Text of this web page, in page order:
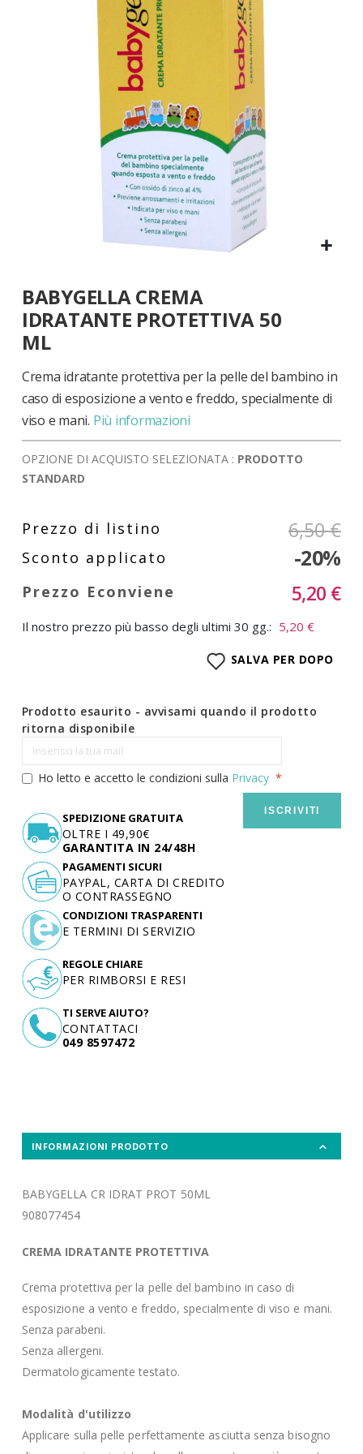
all'inizio
della
galleria
di
BABYGELLA CREMA
IDRATANTE PROTETTIVA 50
ML
Crema idratante protettiva per la pelle del bambino in
caso di esposizione a vento e freddo, specialmente di
viso e mani. Più informazioni
OPZIONE DI ACQUISTO SELEZIONATA : PRODOTTO
STANDARD
6,50 €
-20%
5,20 €
Il nostro prezzo più basso degli ultimi 30 gg.: 5,20 €
SALVA PER DOPO
Prodotto esaurito - avvisami quando il prodotto
ritorna disponibile
Ho letto e accetto le condizioni sulla Privacy
ISCRIVITI
SPEDIZIONE GRATUITA
OLTRE I 49,90€
GARANTITA IN 24/48H
TI SERVE AIUTO?
CONTATTACI
049 8597472
PAGAMENTI SICURI
PAYPAL, CARTA DI CREDITO
O CONTRASSEGNO
CONDIZIONI TRASPARENTI
E TERMINI DI SERVIZIO
REGOLE CHIARE
PER RIMBORSI E RESI
INFORMAZIONI PRODOTTO
BABYGELLA CR IDRAT PROT 50ML
908077454
CREMA IDRATANTE PROTETTIVA
Crema protettiva per la pelle del bambino in caso di
esposizione a vento e freddo, specialmente di viso e mani.
Senza parabeni.
Senza allergeni.
Dermatologicamente testato.
Modalità d'utilizzo
Applicare sulla pelle perfettamente asciutta senza bisogno